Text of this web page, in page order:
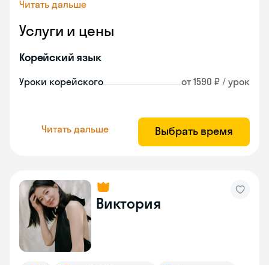
Читать дальше
Услуги и цены
Корейский язык
Уроки корейского от 1590 ₽ / урок
Читать дальше Выбрать время
Виктория